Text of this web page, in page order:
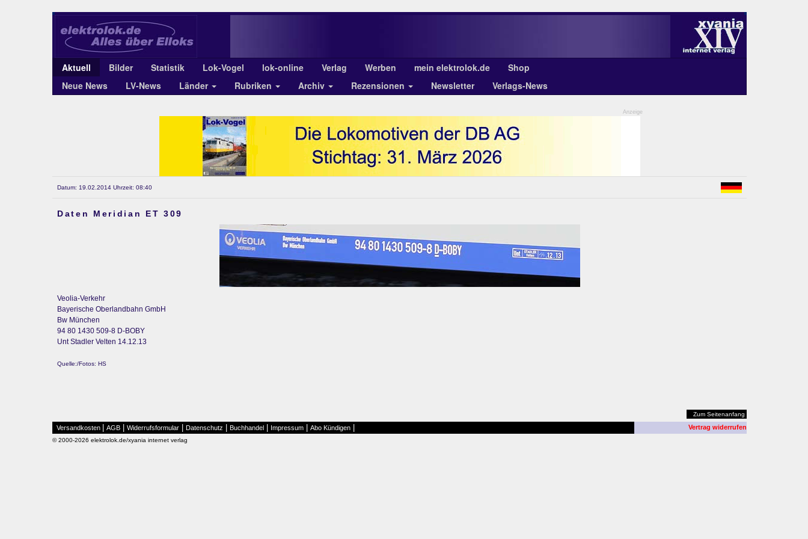
Aktuell Bilder Statistik Lok-Vogel lok-online Verlag Werben mein elektrolok.de
Shop
Neue News
LV-News Länder Rubriken Archiv Rezensionen Newsletter Verlags-News
Anzeige
Datum: 19.02.2014 Uhrzeit: 08:40
Daten Meridian ET 309
Veolia-Verkehr
Bayerische Oberlandbahn GmbH
Bw München
94 80 1430 509-8 D-BOBY
Unt Stadler Velten 14.12.13
Quelle:/Fotos: HS
Zum Seitenanfang
Versandkosten AGB Widerrufsformular Datenschutz Buchhandel Impressum Abo Kündigen Vertrag widerrufen
© 2000-2026 elektrolok.de/xyania internet verlag